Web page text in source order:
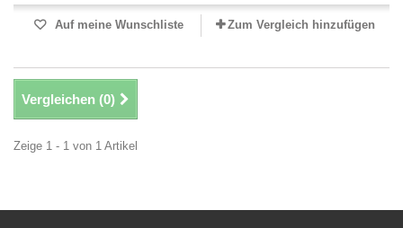
Auf meine Wunschliste Zum Vergleich hinzufügen
Vergleichen (0)
Zeige 1 - 1 von 1 Artikel